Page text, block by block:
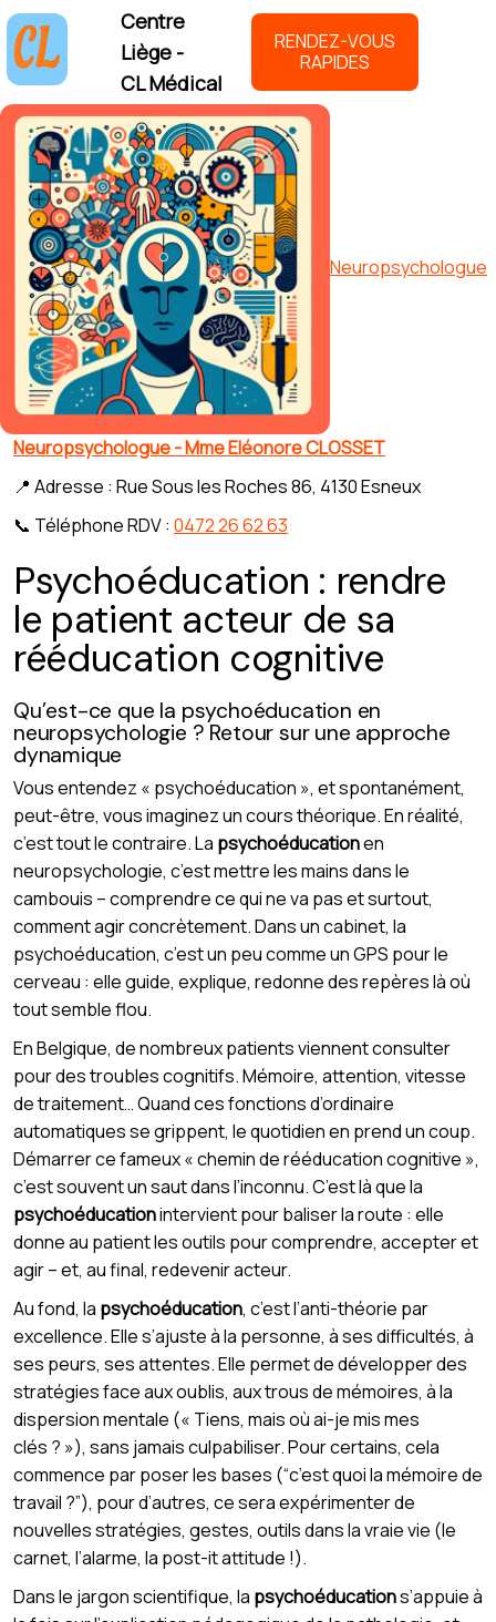
Centre
Liège -
CL Médical
RENDEZ-VOUS
RAPIDES
Neuropsychologue
Neuropsychologue - Mme Eléonore CLOSSET
📍 Adresse : Rue Sous les Roches 86, 4130 Esneux
📞 Téléphone RDV : 0472 26 62 63
Psychoéducation : rendre
le patient acteur de sa
rééducation cognitive
Qu’est-ce que la psychoéducation en
neuropsychologie ? Retour sur une approche
dynamique
Vous entendez « psychoéducation », et spontanément,
peut-être, vous imaginez un cours théorique. En réalité,
c’est tout le contraire. La psychoéducationen
neuropsychologie, c’est mettre les mains dans le
cambouis – comprendre ce qui ne va pas et surtout,
comment agir concrètement. Dans un cabinet, la
psychoéducation, c’est un peu comme un GPS pour le
cerveau : elle guide, explique, redonne des repères là où
tout semble flou.
En Belgique, de nombreux patients viennent consulter
pour des troubles cognitifs. Mémoire, attention, vitesse
de traitement… Quand ces fonctions d’ordinaire
automatiques se grippent, le quotidien en prend un coup.
Démarrer ce fameux « chemin de rééducation cognitive »,
c’est souvent un saut dans l’inconnu. C’est là que la
psychoéducationintervient pour baliser la route : elle
donne au patient les outils pour comprendre, accepter et
agir – et, au final, redevenir acteur.
Au fond, la psychoéducation, c’est l’anti-théorie par
excellence. Elle s’ajuste à la personne, à ses difficultés, à
ses peurs, ses attentes. Elle permet de développer des
stratégies face aux oublis, aux trous de mémoires, à la
dispersion mentale (« Tiens, mais où ai-je mis mes
clés ? »), sans jamais culpabiliser. Pour certains, cela
commence par poser les bases (“c’est quoi la mémoire de
travail ?”), pour d’autres, ce sera expérimenter de
nouvelles stratégies, gestes, outils dans la vraie vie (le
carnet, l’alarme, la post-it attitude !).
Dans le jargon scientifique, la psychoéducations’appuie à